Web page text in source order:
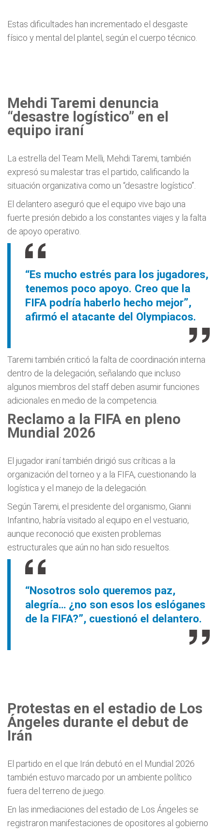
Estas dificultades han incrementado el desgaste
físico y mental del plantel, según el cuerpo técnico.
Mehdi Taremi denuncia
“desastre logístico” en el
equipo iraní
La estrella del Team Melli, Mehdi Taremi, también
expresó su malestar tras el partido, calificando la
situación organizativa como un “desastre logístico”.
El delantero aseguró que el equipo vive bajo una
fuerte presión debido a los constantes viajes y la falta
de apoyo operativo.
“Es mucho estrés para los jugadores,
tenemos poco apoyo. Creo que la
FIFA podría haberlo hecho mejor”,
afirmó el atacante del Olympiacos.
Taremi también criticó la falta de coordinación interna
dentro de la delegación, señalando que incluso
algunos miembros del staff deben asumir funciones
adicionales en medio de la competencia.
Reclamo a la FIFA en pleno
Mundial 2026
El jugador iraní también dirigió sus críticas a la
organización del torneo y a la FIFA, cuestionando la
logística y el manejo de la delegación.
Según Taremi, el presidente del organismo, Gianni
Infantino, habría visitado al equipo en el vestuario,
aunque reconoció que existen problemas
estructurales que aún no han sido resueltos.
“Nosotros solo queremos paz,
alegría… ¿no son esos los eslóganes
de la FIFA?”, cuestionó el delantero.
Protestas en el estadio de Los
Ángeles durante el debut de
Irán
El partido en el que Irán debutó en el Mundial 2026
también estuvo marcado por un ambiente político
fuera del terreno de juego.
En las inmediaciones del estadio de Los Ángeles se
registraron manifestaciones de opositores al gobierno